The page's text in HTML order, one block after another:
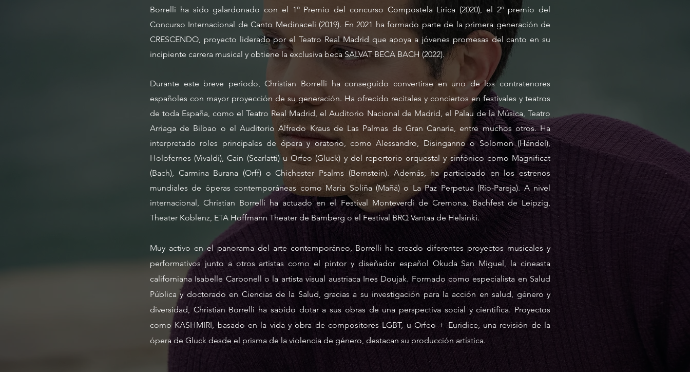
Borrelli ha sido galardonado con el 1º Premio del concurso Compostela Lírica (2020), el 2º premio del
Concurso Internacional de Canto Medinaceli (2019). En 2021 ha formado parte de la primera generación de
CRESCENDO, proyecto liderado por el Teatro Real Madrid que apoya a jóvenes promesas del canto en su
incipiente carrera musical y obtiene la exclusiva beca SALVAT BECA BACH (2022).
Durante este breve periodo, Christian Borrelli ha conseguido convertirse en uno de los contratenores
españoles con mayor proyección de su generación. Ha ofrecido recitales y conciertos en festivales y teatros
de toda España, como el Teatro Real Madrid, el Auditorio Nacional de Madrid, el Palau de la Música, Teatro
Arriaga de Bilbao o el Auditorio Alfredo Kraus de Las Palmas de Gran Canaria, entre muchos otros. Ha
interpretado roles principales de ópera y oratorio, como Alessandro, Disinganno o Solomon (Händel),
Holofernes (Vivaldi), Cain (Scarlatti) u Orfeo (Gluck) y del repertorio orquestal y sinfónico como Magnificat
(Bach), Carmina Burana (Orff) o Chichester Psalms (Bernstein). Además, ha participado en los estrenos
mundiales de óperas contemporáneas como María Soliña (Mañá) o La Paz Perpetua (Río-Pareja). A nivel
internacional, Christian Borrelli ha actuado en el Festival Monteverdi de Cremona, Bachfest de Leipzig,
Theater Koblenz, ETA Hoffmann Theater de Bamberg o el Festival BRQ Vantaa de Helsinki.
Muy activo en el panorama del arte contemporáneo, Borrelli ha creado diferentes proyectos musicales y
performativos junto a otros artistas como el pintor y diseñador español Okuda San Miguel, la cineasta
californiana Isabelle Carbonell o la artista visual austriaca Ines Doujak. Formado como especialista en Salud
Pública y doctorado en Ciencias de la Salud, gracias a su investigación para la acción en salud, género y
diversidad, Christian Borrelli ha sabido dotar a sus obras de una perspectiva social y científica. Proyectos
como KASHMIRI, basado en la vida y obra de compositores LGBT, u Orfeo + Euridice, una revisión de la
ópera de Gluck desde el prisma de la violencia de género, destacan su producción artística.